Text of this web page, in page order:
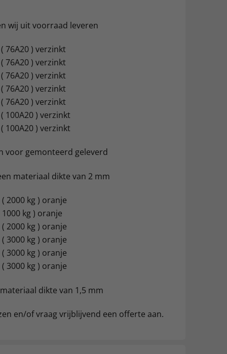
wij uit voorraad leveren
76A20 ) verzinkt
76A20 ) verzinkt
76A20 ) verzinkt
76A20 ) verzinkt
76A20 ) verzinkt
100A20 ) verzinkt
100A20 ) verzinkt
voor gemonteerd geleverd
materiaal dikte van 2 mm
2000 kg ) oranje
kg ) oranje
2000 kg ) oranje
3000 kg ) oranje
3000 kg ) oranje
3000 kg ) oranje
dikte van 1,5 mm
en/of vraag vrijblijvend een offerte aan.